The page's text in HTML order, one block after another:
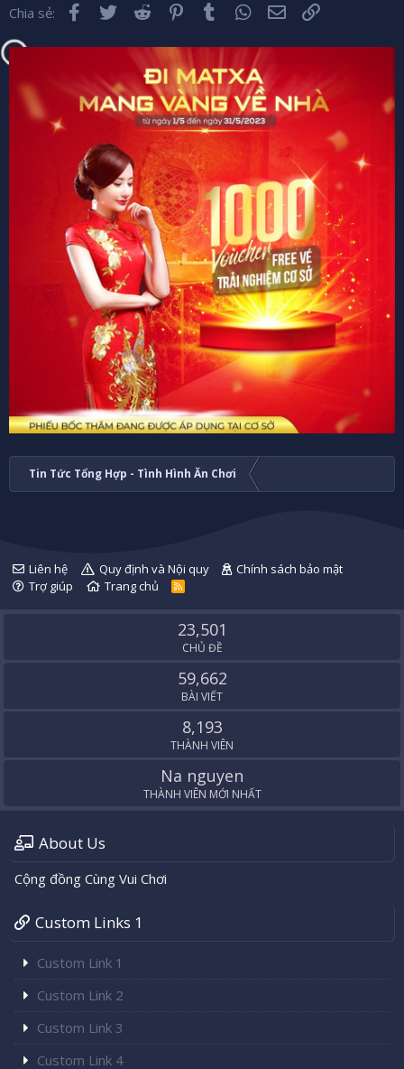
Chia sẻ: Facebook
Twitter Reddit Pinterest
Tumblr WhatsApp
Email
Tin Tức Tổng Hợp - Tình Hình Ăn Chơi
Liên hệ Quy định và Nội quy
Chính sách bảo mật
Trợ giúp
Trang chủ
R
S
23,501
CHỦ ĐỀ
59,662
BÀI VIẾT
8,193
THÀNH VIÊN
Na nguyen
THÀNH VIÊN MỚI NHẤT
About Us
Cộng đồng Cùng Vui Chơi
Custom Links 1
Custom Link 1
Custom Link 2
Custom Link 3
Custom Link 4